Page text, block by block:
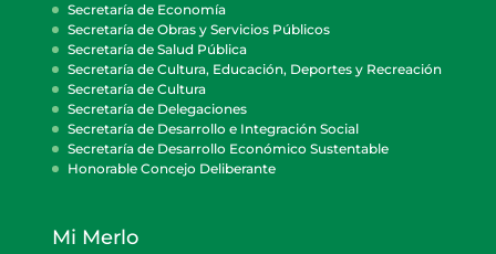
Secretaría de Economía
Secretaría de Obras y Servicios Públicos
Secretaría de Salud Pública
Secretaría de Cultura, Educación, Deportes y Recreación
Secretaría de Cultura
Secretaría de Delegaciones
Secretaría de Desarrollo e Integración Social
Secretaría de Desarrollo Económico Sustentable
Honorable Concejo Deliberante
Mi Merlo